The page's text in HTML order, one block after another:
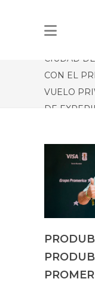
PROMERICA
CIUDAD
CON EL
VUELO
DE
VIVIR LA
MUNDIAL
FIFA
GRACIAS